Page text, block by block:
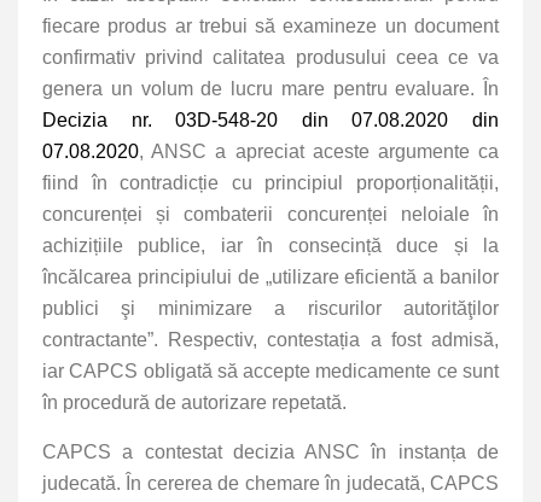
fiecare produs ar trebui să examineze un document
confirmativ privind calitatea produsului ceea ce va
genera un volum de lucru mare pentru evaluare. În
Decizia nr. 03D-548-20 din 07.08.2020 din
07.08.2020, ANSC a apreciat aceste argumente ca
fiind în contradicție cu principiul proporționalității,
concurenței și combaterii concurenței neloiale în
achizițiile publice, iar în consecință duce și la
încălcarea principiului de „utilizare eficientă a banilor
publici şi minimizare a riscurilor autorităţilor
contractante”. Respectiv, contestația a fost admisă,
iar CAPCS obligată să accepte medicamente ce sunt
în procedură de autorizare repetată.
CAPCS a contestat decizia ANSC în instanța de
judecată. În cererea de chemare în judecată, CAPCS